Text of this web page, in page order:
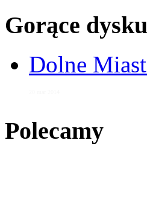
Gorące
Dolne
Polecamy